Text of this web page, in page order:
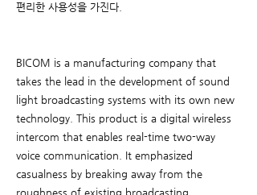
편리한 사용성을 가진다.
BICOM is a manufacturing company that
takes the lead in the development of sound
light broadcasting systems with its own new
technology. This product is a digital wireless
intercom that enables real-time two-way
voice communication. It emphasized
casualness by breaking away from the
roughness of existing broadcasting